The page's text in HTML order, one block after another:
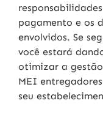
pagamento e os
envolvidos. Se
você estará
otimizar a gestão
MEI
seu